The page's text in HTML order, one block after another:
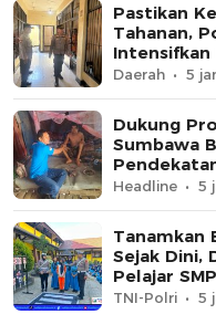
Pastikan
Tahanan,
Intensifkan
Berkala
Daerah 5
Dukung
Sumbawa
Headline 5
Tanamkan
Sejak Dini,
Pelajar
TNI-Polri 5